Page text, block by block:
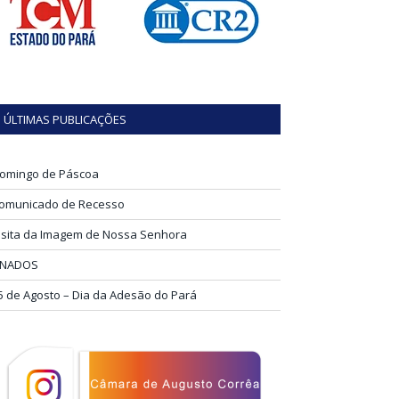
ÚLTIMAS PUBLICAÇÕES
de Páscoa
de Recesso
da Imagem de Nossa Senhora
de Agosto – Dia da Adesão do Pará